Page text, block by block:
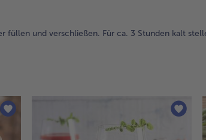
füllen und verschließen. Für ca. 3 Stunden kalt